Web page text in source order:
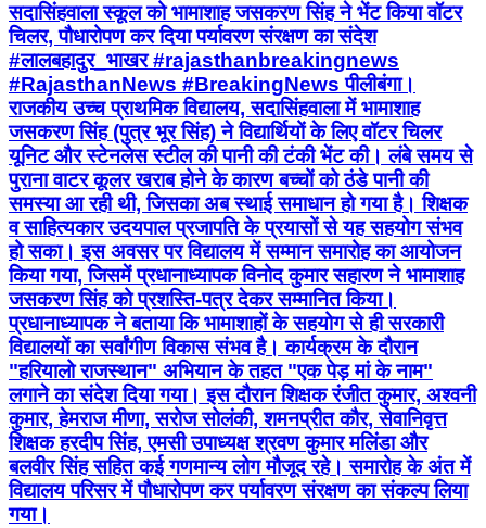
सदासिंहवाला स्कूल को भामाशाह जसकरण सिंह ने भेंट किया वॉटर
चिलर, पौधारोपण कर दिया पर्यावरण संरक्षण का संदेश
#लालबहादुर_भाखर #rajasthanbreakingnews
#RajasthanNews #BreakingNews पीलीबंगा।
राजकीय उच्च प्राथमिक विद्यालय, सदासिंहवाला में भामाशाह
जसकरण सिंह (पुत्र भूर सिंह) ने विद्यार्थियों के लिए वॉटर चिलर
यूनिट और स्टेनलेस स्टील की पानी की टंकी भेंट की। लंबे समय से
पुराना वाटर कूलर खराब होने के कारण बच्चों को ठंडे पानी की
समस्या आ रही थी, जिसका अब स्थाई समाधान हो गया है। शिक्षक
व साहित्यकार उदयपाल प्रजापति के प्रयासों से यह सहयोग संभव
हो सका। इस अवसर पर विद्यालय में सम्मान समारोह का आयोजन
किया गया, जिसमें प्रधानाध्यापक विनोद कुमार सहारण ने भामाशाह
जसकरण सिंह को प्रशस्ति-पत्र देकर सम्मानित किया।
प्रधानाध्यापक ने बताया कि भामाशाहों के सहयोग से ही सरकारी
विद्यालयों का सर्वांगीण विकास संभव है। कार्यक्रम के दौरान
"हरियालो राजस्थान" अभियान के तहत "एक पेड़ मां के नाम"
लगाने का संदेश दिया गया। इस दौरान शिक्षक रंजीत कुमार, अश्वनी
कुमार, हेमराज मीणा, सरोज सोलंकी, शमनप्रीत कौर, सेवानिवृत्त
शिक्षक हरदीप सिंह, एमसी उपाध्यक्ष श्रवण कुमार मलिंडा और
बलवीर सिंह सहित कई गणमान्य लोग मौजूद रहे। समारोह के अंत में
विद्यालय परिसर में पौधारोपण कर पर्यावरण संरक्षण का संकल्प लिया
गया।